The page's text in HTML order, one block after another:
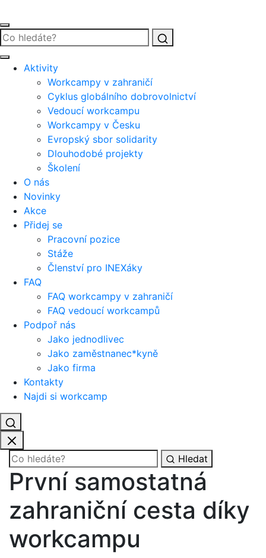
Vyhledat
Aktivity
Workcampy v zahraničí
Cyklus globálního dobrovolnictví
Vedoucí workcampu
Workcampy v Česku
Evropský sbor solidarity
Dlouhodobé projekty
Školení
O nás
Novinky
Akce
Přidej se
Pracovní pozice
Stáže
Členství pro INEXáky
FAQ
FAQ workcampy v zahraničí
FAQ vedoucí workcampů
Podpoř nás
Jako jednodlivec
Jako zaměstnanec*kyně
Jako firma
Kontakty
Najdi si workcamp
Hledat
První samostatná
zahraniční cesta díky
workcampu